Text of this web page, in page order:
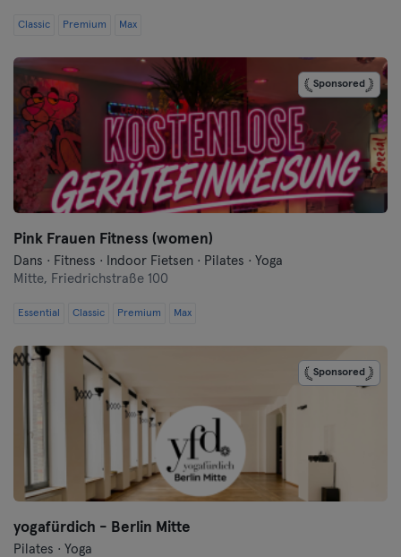
Classic Premium Max
Sponsored
Pink Frauen Fitness (women)
Dans · Fitness · Indoor Fietsen · Pilates · Yoga
Mitte, Friedrichstraße 100
Essential Classic Premium Max
Sponsored
yogafürdich - Berlin Mitte
Pilates · Yoga
Erfurt
Essen
Flensburg
Frankfurt aan de Oder
Fulda
Göppingen
Hamburg